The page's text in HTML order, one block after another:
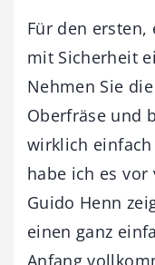
Für den ersten,
mit Sicherheit
Nehmen Sie
Oberfräse und
wirklich einfach
habe ich es vor
Guido Henn
einen ganz
Anfang